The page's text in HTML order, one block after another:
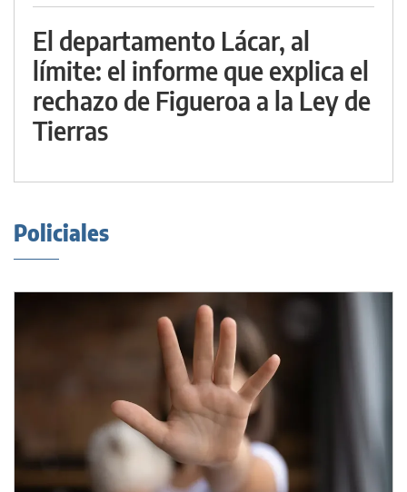
El departamento Lácar, al
límite: el informe que explica el
rechazo de Figueroa a la Ley de
Tierras
Policiales